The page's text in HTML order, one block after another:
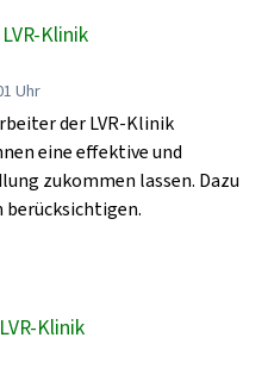
Klinik
Uhr
der LVR-Klinik
eine effektive und
zukommen lassen. Dazu
Klinik